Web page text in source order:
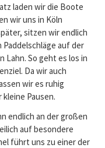
laden wir die Boote
wir uns in Köln
sitzen wir endlich
auf der
So geht es los in
Da wir auch
wir es ruhig
Pausen.
endlich an der großen
auf besondere
führt uns zu einer der